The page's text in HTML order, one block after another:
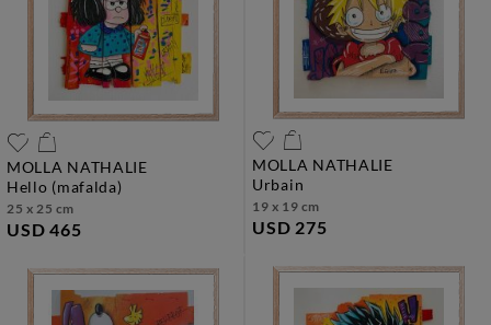
MOLLA NATHALIE
hello (mafalda)
25 x 25 cm
USD 465
MOLLA NATHALIE
urbain
19 x 19 cm
USD 275